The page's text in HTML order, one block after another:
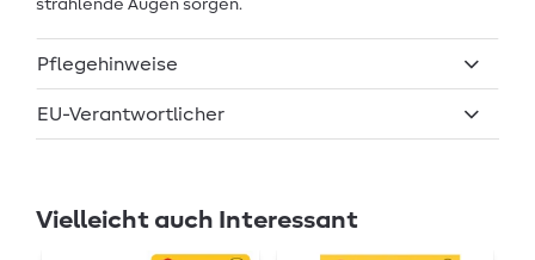
strahlende Augen sorgen.
Pflegehinweise
EU-Verantwortlicher
Vielleicht auch Interessant